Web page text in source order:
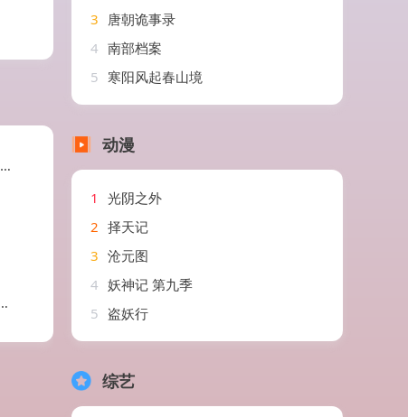
3 唐朝诡事录
4 南部档案
5 寒阳风起春山境
动漫
1
光阴之外
2 择天记
3 沧元图
4 妖神记 第九季
5 盗妖行
综艺